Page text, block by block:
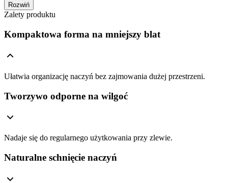
Rozwiń
Zalety produktu
Kompaktowa forma na mniejszy blat
Ułatwia organizację naczyń bez zajmowania dużej przestrzeni.
Tworzywo odporne na wilgoć
Nadaje się do regularnego użytkowania przy zlewie.
Naturalne schnięcie naczyń